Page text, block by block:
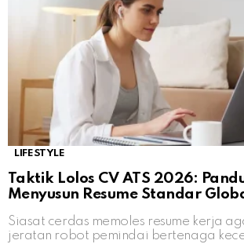
LIFESTYLE
Taktik Lolos CV ATS 2026:
Menyusun Resume Standar
Siasat cerdas memoles resume kerja
jeratan robot pemindai bertenaga